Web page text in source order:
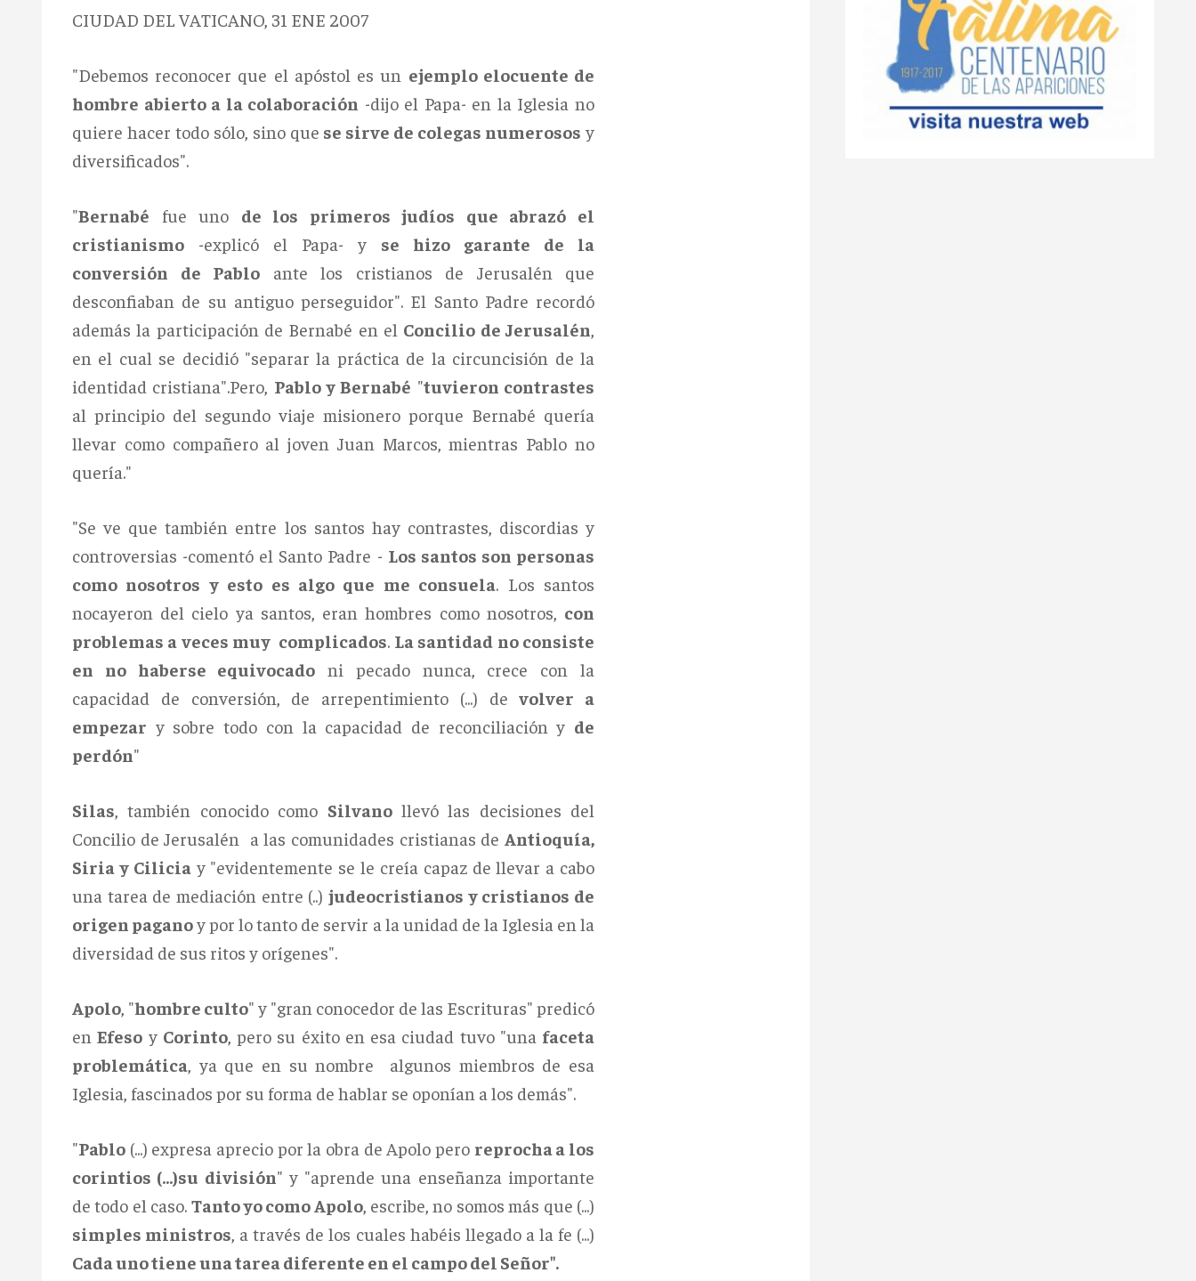
CIUDAD DEL VATICANO, 31 ENE 2007
"Debemos reconocer que el apóstol es un ejemplo elocuente de
hombre abierto a la colaboración -dijo el Papa- en la Iglesia no
quiere hacer todo sólo, sino que se sirve de colegas numerosos y
diversificados".
"Bernabé fue uno de los primeros judíos que abrazó el
cristianismo -explicó el Papa- y se hizo garante de la
conversión de Pablo ante los cristianos de Jerusalén que
desconfiaban de su antiguo perseguidor". El Santo Padre recordó
además la participación de Bernabé en el Concilio de Jerusalén
en el cual se decidió "separar la práctica de la circuncisión de la
identidad cristiana".Pero, Pablo y Bernabé "tuvieron contrastes
al principio del segundo viaje misionero porque Bernabé quería
llevar como compañero al joven Juan Marcos, mientras Pablo no
quería."
"Se ve que también entre los santos hay contrastes, discordias y
controversias -comentó el Santo Padre - Los santos son personas
como nosotros y esto es algo que me consuela. Los santos
nocayeron del cielo ya santos, eran hombres como nosotros, con
problemas a veces muy complicados. La santidad no consiste
en no haberse equivocado ni pecado nunca, crece con la
capacidad de conversión, de arrepentimiento (...) devolver a
empezar y sobre todo con la capacidad de reconciliación y de
perdón"
Silas , también conocido como Silvanollevó las decisiones del
Concilio de Jerusalén a las comunidades cristianas de Antioquía,
Siria y Cilicia y "evidentemente se le creía capaz de llevar a cabo
una tarea de mediación entre (..) judeocristianos y cristianos de
origen paganoy por lo tanto de servir a la unidad de la Iglesia en la
diversidad de sus ritos y orígenes".
Apolo , "hombre culto" y "gran conocedor de las Escrituras" predicó
enEfeso y Corinto, pero su éxito en esa ciudad tuvo "una faceta
problemática , ya que en su nombre algunos miembros de esa
Iglesia, fascinados por su forma de hablar se oponían a los demás".
"Pablo (...) expresa aprecio por la obra de Apolo pero reprocha a los
corintios (...)su división" y "aprende una enseñanza importante
de todo el caso. Tanto yo como Apolo, escribe, no somos más que (...)
simples ministros , a través de los cuales habéis llegado a la fe (...)
Cada uno tiene una tarea diferente en el campo del Señor".